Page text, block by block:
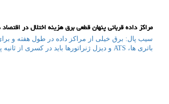
مراکز داده قربانی پنهان قطعی برق هزینه اختلال در اقتصاد
باتری ها، ATS و دیزل ژنراتورها باید در کسری از ثانیه پروسه انتقال بار را انجام دهند.